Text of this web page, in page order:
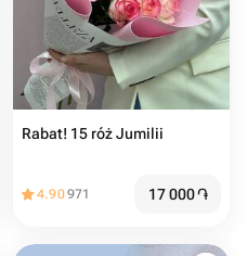
Rabat! 15 róż Jumilii
4.90971 17 000֏